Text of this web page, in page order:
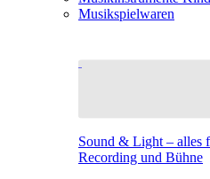
Musikspielwaren
Sound & Light – alles
Recording und Bühne